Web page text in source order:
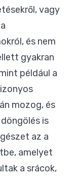
vagy
és nem
gyakran
például a
mozog, és
is
az a
amelyet
a srácok,